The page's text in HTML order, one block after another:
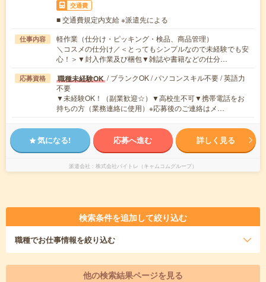
交通費
■ 交通費規定内支給 ※派遣先による
仕事内容
軽作業（仕分け・ピッキング・検品、商品管理）
＼コスメの仕分け／＜とってもシンプルなので未経験でも安
心！＞▼封入作業及び梱包▼雑誌や書籍などの仕分…
応募資格 職種未経験OK / ブランクOK / パソコンスキル不要 / 英語力
不要
▼未経験OK！（副業歓迎☆）▼高校生不可▼携帯電話をお
持ちの方（業務連絡に使用）※応募後のご連絡はメ…
気になる! 応募へ進む 詳しく見る
派遣会社 株式会社バイトレ（キャムコムグループ）
検索条件を追加して絞り込む
職種でお仕事情報を絞り込む
他の検索結果ページを見る